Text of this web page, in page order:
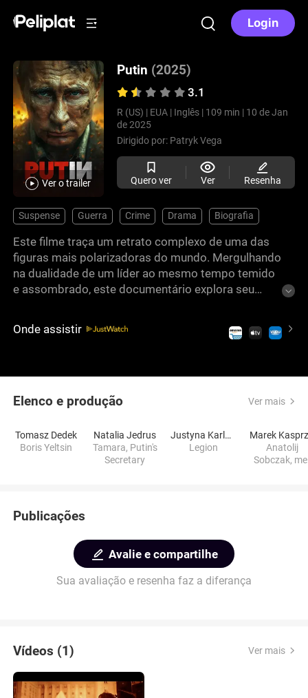
Login
Ver o trailer
Putin (2025)
3.1
R (US) | EUA | Inglês | 109 min | 10 de Jan
de 2025
Dirigido por: Patryk Vega
Quero ver Ver Resenha
Suspense Guerra Crime Drama Biografia
Este filme traça um retrato complexo de uma das
figuras mais polarizadoras do mundo. Mergulhando
na dualidade de um líder ao mesmo tempo temido
e assombrado, este documentário explora seu
interessados em política moderna, esse filme é
uma ótima opção.
Onde assistir
Elenco e produção Ver mais
Tomasz Dedek
Boris Yeltsin
Natalia Jedrus
Tamara, Putin's
Secretary
Justyna Karlowska
Legion
Anatolij
Sobczak,
Publicações
Avalie e compartilhe
Sua avaliação e resenha faz a diferança
Vídeos (1) Ver mais